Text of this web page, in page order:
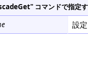
コマンドで指定
設